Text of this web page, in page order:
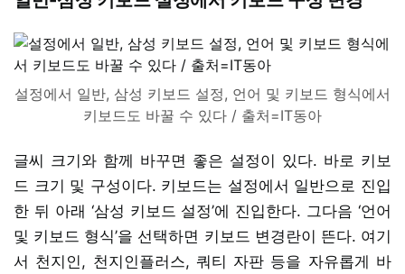
설정에서 일반, 삼성 키보드 설정, 언어 및 키보드 형식에서
키보드도 바꿀 수 있다 / 출처=IT동아
글씨 크기와 함께 바꾸면 좋은 설정이 있다. 바로 키보
드 크기 및 구성이다. 키보드는 설정에서 일반으로 진입
한 뒤 아래 ‘삼성 키보드 설정’에 진입한다. 그다음 ‘언어
및 키보드 형식’을 선택하면 키보드 변경란이 뜬다. 여기
서 천지인, 천지인플러스, 쿼티 자판 등을 자유롭게 바